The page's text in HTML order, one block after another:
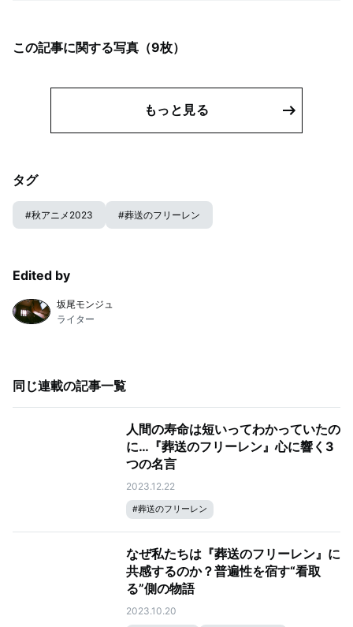
この記事に関する写真（9枚）
もっと見る
タグ
#秋アニメ2023 #葬送のフリーレン
Edited by
坂尾モンジュ
ライター
同じ連載の記事一覧
人間の寿命は短いってわかっていたの
に…『葬送のフリーレン』心に響く3
つの名言
2023.12.22
#葬送のフリーレン
なぜ私たちは『葬送のフリーレン』に
共感するのか？普遍性を宿す“看取
る”側の物語
2023.10.20